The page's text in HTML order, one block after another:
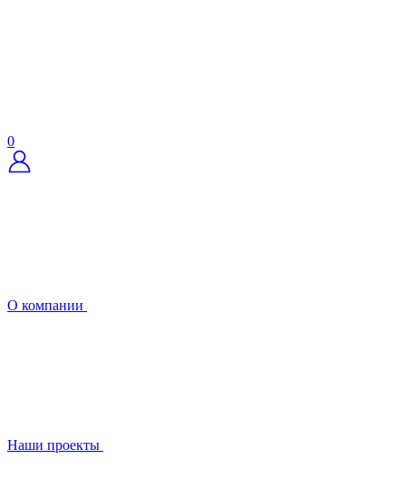
0
О компании
Наши проекты